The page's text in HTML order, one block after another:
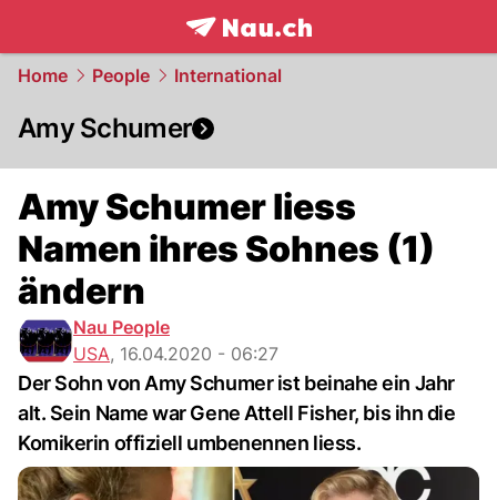
frontpage.NAU.ch
Home People International
Amy Schumer
Amy Schumer liess
Namen ihres Sohnes (1)
ändern
Nau People
USA, 16.04.2020 - 06:27
Der Sohn von Amy Schumer ist beinahe ein Jahr
alt. Sein Name war Gene Attell Fisher, bis ihn die
Komikerin offiziell umbenennen liess.